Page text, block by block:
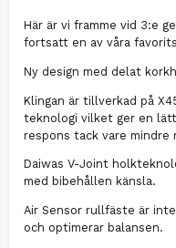
Här är vi framme vid 3:e
fortsatt en av våra
Ny design med delat
Klingan är tillverkad på
teknologi vilket ger en
respons tack vare mindre
Daiwas V-Joint
med bibehållen känsla.
Air Sensor rullfäste är
och optimerar balansen.